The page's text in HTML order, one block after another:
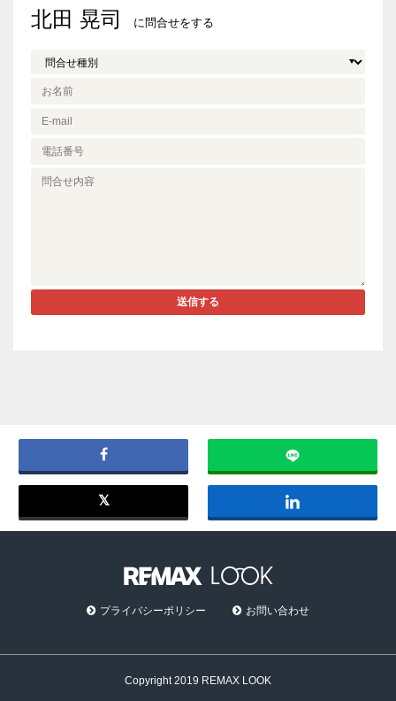
北田 晃司 に問合せをする
送信する
プライバシーポリシー お問い合わせ
Copyright 2019 REMAX LOOK